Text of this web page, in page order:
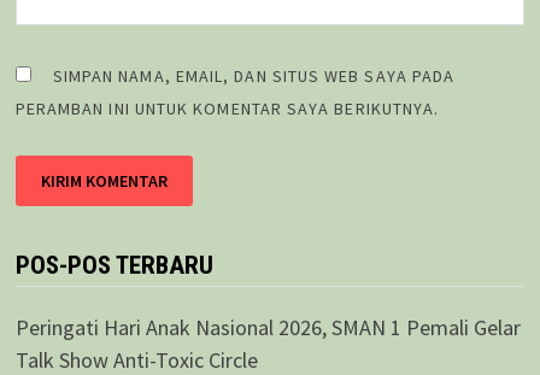
SIMPAN NAMA, EMAIL, DAN SITUS WEB SAYA PADA
PERAMBAN INI UNTUK KOMENTAR SAYA BERIKUTNYA.
POS-POS TERBARU
Peringati Hari Anak Nasional 2026, SMAN 1 Pemali Gelar
Talk Show Anti-Toxic Circle